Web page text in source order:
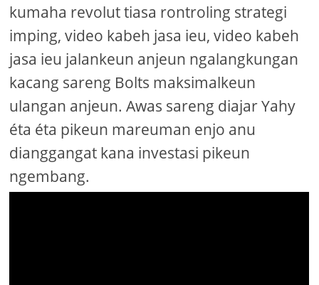
kumaha revolut tiasa rontroling strategi
imping, video kabeh jasa ieu, video kabeh
jasa ieu jalankeun anjeun ngalangkungan
kacang sareng Bolts maksimalkeun
ulangan anjeun. Awas sareng diajar Yahy
éta éta pikeun mareuman enjo anu
dianggangat kana investasi pikeun
ngembang.